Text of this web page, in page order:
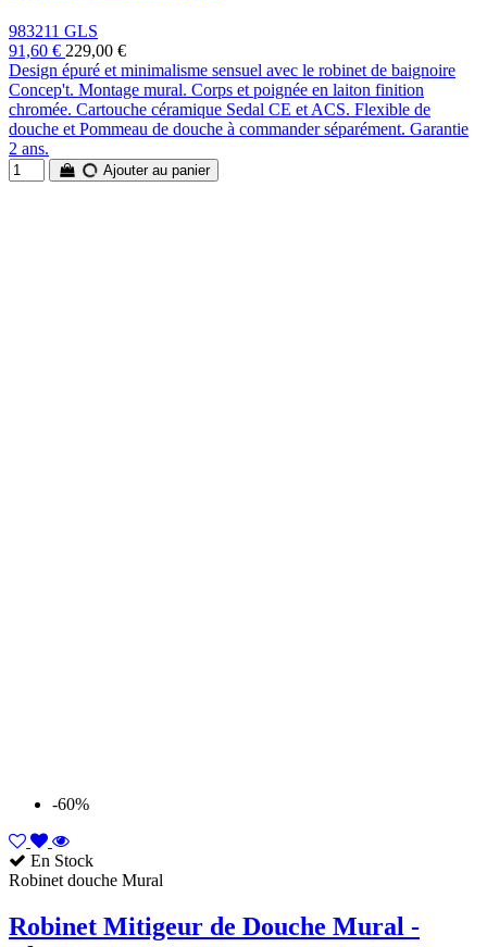
983211 GLS
91,60 € 229,00 €
Design épuré et minimalisme sensuel avec le robinet de baignoire
Concep't. Montage mural. Corps et poignée en laiton finition
chromée. Cartouche céramique Sedal CE et ACS. Flexible de
douche et Pommeau de douche à commander séparément. Garantie
2 ans.
Ajouter au panier
-60%
En Stock
Robinet douche Mural
Robinet Mitigeur de Douche Mural -